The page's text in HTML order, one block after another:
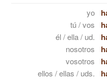
yo
tú / vos
él / ella / ud.
nosotros
vosotros
ellos / ellas / uds.